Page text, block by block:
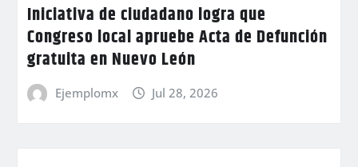
Iniciativa de ciudadano logra que
Congreso local apruebe Acta de Defunción
gratuita en Nuevo León
Ejemplomx Jul 28, 2026